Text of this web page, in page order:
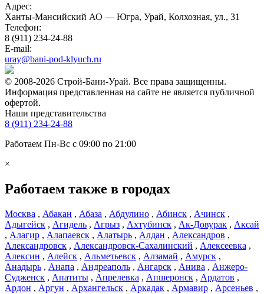
Адрес:
Ханты-Мансийский АО — Югра, Урай, Колхозная, ул., 31
Телефон:
8 (911) 234-24-88
E-mail:
uray@bani-pod-klyuch.ru
© 2008-2026 Строй-Бани-Урай. Все права защищенны.
Информация представленная на сайте не является публичной
офертой.
Наши представительства
8 (911) 234-24-88
Работаем Пн-Вс с 09:00 по 21:00
×
Работаем также в городах
Москва , Абакан , Абаза , Абдулино , Абинск , Ачинск ,
Адыгейск , Агидель , Агрыз , Ахтубинск , Ак-Довурак , Аксай
, Алагир , Алапаевск , Алатырь , Алдан , Александров ,
Александровск , Александровск-Сахалинский , Алексеевка ,
Алексин , Алейск , Альметьевск , Алзамай , Амурск ,
Анадырь , Анапа , Андреаполь , Ангарск , Анива , Анжеро-
Судженск , Апатиты , Апрелевка , Апшеронск , Ардатов ,
Ардон , Аргун , Архангельск , Аркадак , Армавир , Арсеньев ,